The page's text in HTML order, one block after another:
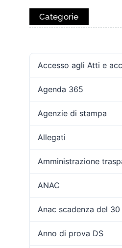
Categorie
Accesso agli Atti e
Agenda 365
Agenzie di stampa
Allegati
Amministrazione
ANAC
Anac scadenza del
Anno di prova DS